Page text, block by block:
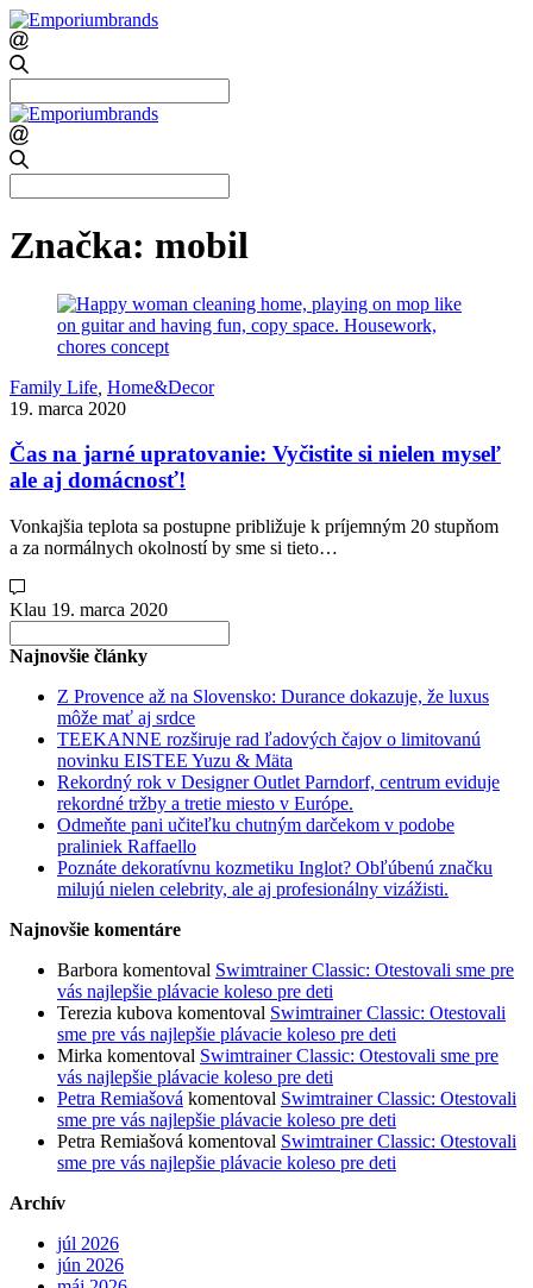
for:
for:
Značka: mobil
Family Life Home&Decor
19. marca 2020
Čas na jarné upratovanie: Vyčistite si nielen myseľ
ale aj domácnosť!
Vonkajšia teplota sa postupne približuje k príjemným 20 stupňom
a za normálnych okolností by sme si tieto…
Klau 19. marca 2020
for:
Najnovšie články
Z Provence až na Slovensko: Durance dokazuje, že luxus
môže mať aj srdce
TEEKANNE rozširuje rad ľadových čajov o limitovanú
novinku EISTEE Yuzu & Mäta
Rekordný rok v Designer Outlet Parndorf, centrum eviduje
rekordné tržby a tretie miesto v Európe.
Odmeňte pani učiteľku chutným darčekom v podobe
praliniek Raffaello
Poznáte dekoratívnu kozmetiku Inglot? Obľúbenú značku
milujú nielen celebrity, ale aj profesionálny vizážisti.
Najnovšie komentáre
Barbora komentoval Swimtrainer Classic: Otestovali sme pre
vás najlepšie plávacie koleso pre deti
Terezia kubova komentoval Swimtrainer Classic: Otestovali
sme pre vás najlepšie plávacie koleso pre deti
Mirka komentoval Swimtrainer Classic: Otestovali sme pre
vás najlepšie plávacie koleso pre deti
Petra Remiašová komentoval Swimtrainer Classic: Otestovali
sme pre vás najlepšie plávacie koleso pre deti
Petra Remiašová komentoval Swimtrainer Classic: Otestovali
sme pre vás najlepšie plávacie koleso pre deti
Archív
júl 2026
jún 2026